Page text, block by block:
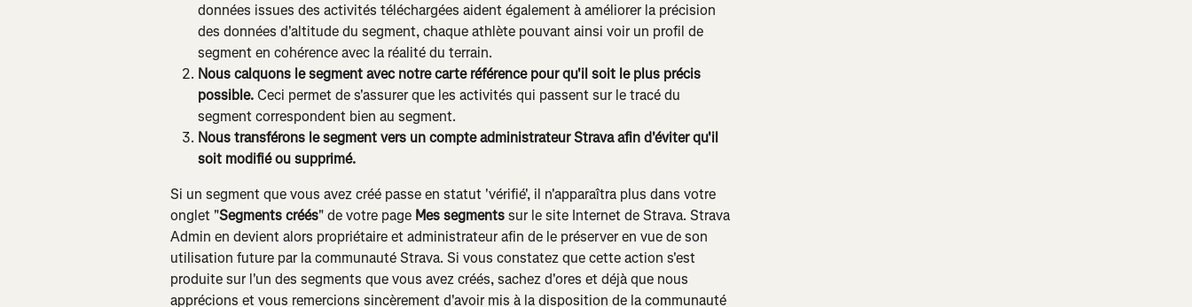
données issues des activités téléchargées aident également à améliorer la précision
des données d'altitude du segment, chaque athlète pouvant ainsi voir un profil de
segment en cohérence avec la réalité du terrain.
Nous calquons le segment avec notre carte référence pour qu'il soit le plus précis
possible. Ceci permet de s'assurer que les activités qui passent sur le tracé du
segment correspondent bien au segment.
Nous transférons le segment vers un compte administrateur Strava afin d'éviter qu'il
soit modifié ou supprimé.
Si un segment que vous avez créé passe en statut 'vérifié', il n'apparaîtra plus dans votre
onglet "Segments créés" de votre page Mes segments sur le site Internet de Strava. Strava
Admin en devient alors propriétaire et administrateur afin de le préserver en vue de son
utilisation future par la communauté Strava. Si vous constatez que cette action s'est
produite sur l'un des segments que vous avez créés, sachez d'ores et déjà que nous
apprécions et vous remercions sincèrement d'avoir mis à la disposition de la communauté